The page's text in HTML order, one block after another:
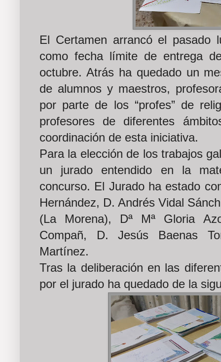
El Certamen arrancó el pasado
como fecha límite de entrega
octubre. Atrás ha quedado un
de alumnos y maestros,
por parte de los “profes” de
profesores de diferentes
coordinación de esta iniciativa.
Para la elección de los trabajos
un jurado entendido en la
concurso. El Jurado ha estado
Hernández, D. Andrés Vidal
(La Morena), Dª Mª Gloria
Compañ, D. Jesús Baenas
Martínez.
Tras la deliberación en las
por el jurado ha quedado de la